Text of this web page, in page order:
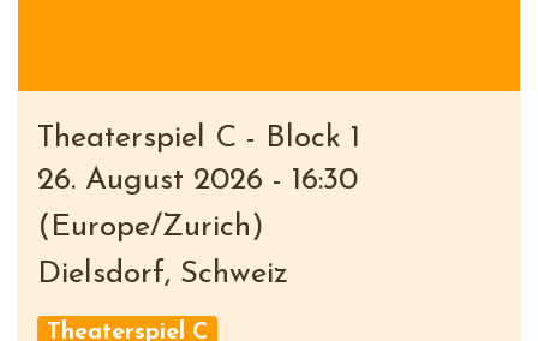
Theaterspiel C - Block 1
26. August 2026 - 16:30
( Europe/Zurich )
Dielsdorf, Schweiz
Theaterspiel C